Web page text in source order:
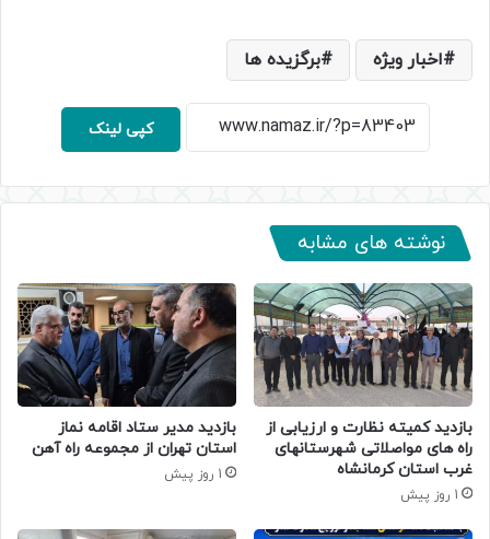
اخبار ویژه برگزیده ها
کپی لینک
نوشته های مشابه
بازدید کمیته نظارت و ارزیابی از
راه های مواصلاتی شهرستانهای
غرب استان کرمانشاه
1 روز پیش
بازدید مدیر ستاد اقامه نماز
استان تهران از مجموعه راه آهن
1 روز پیش